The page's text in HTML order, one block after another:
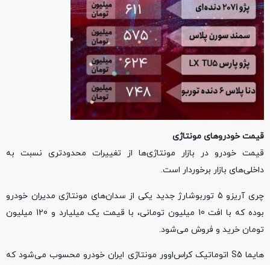
قیمت خودروهای مونتاژی
قیمت خودرو در بازار مونتاژی‌ها از تغییرات محدودتری نسبت به
داخلی‌های بازار برخوردار است.
چری آریزو 5 توربوشارژ جدید یکی از سدان‌های مونتاژی مدیران خودرو
بوده که با افت 10 میلیون تومانی، با قیمت یک میلیارد و 120 میلیون
تومان خرید و فروش می‌شود.
هایما S5 اتوماتیک کراس‌اوور مونتاژی ایران خودرو محسوب می‌شود که